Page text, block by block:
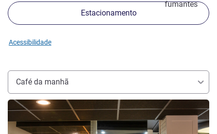
fumantes
Estacionamento
Acessibilidade
Café da manhã
Ver detalhes